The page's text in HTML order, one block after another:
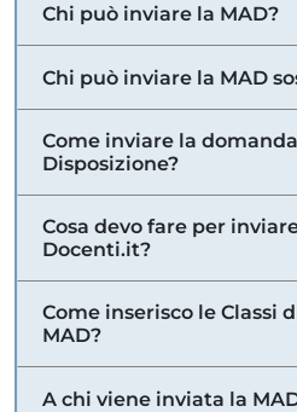
Chi può inviare la MAD?
Chi può inviare la MAD
Come inviare la
Disposizione?
Cosa devo fare per
Docenti.it?
Come inserisco le Classi
MAD?
A chi viene inviata la